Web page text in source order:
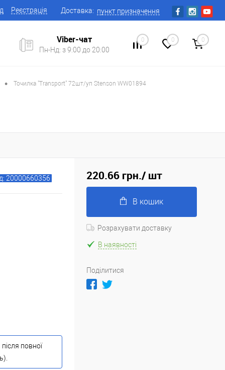
Реєстрація Доставка: пункт призначення
Viber-чат
Пн-Нд: з 9:00 до 20:00
0 0 0
• Точилка "Transport" 72шт/уп Stenson WW01894
20000660356
повної
220.66 грн./ шт
В кошик
Розрахувати доставку
В наявності
Поділитися